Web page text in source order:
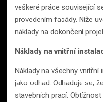
veškeré práce související
provedením fasády. Níže
náklady na dokončení
Náklady na vnitřní
Náklady na všechny vnitřní
jako odhad. Odhaduje se,
stavebních prací.